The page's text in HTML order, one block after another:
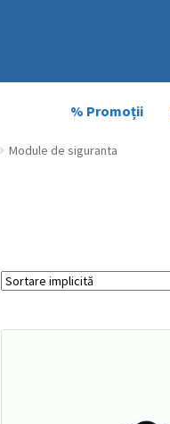
% Promoții
Module de siguranta